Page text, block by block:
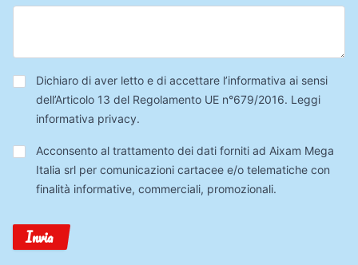
Privacy*
Dichiaro di aver letto e di accettare l’informativa ai sensi
dell’Articolo 13 del Regolamento UE n°679/2016. Leggi
informativa privacy.
Trattamento
Dati
Acconsento al trattamento dei dati forniti ad Aixam Mega
Italia srl per comunicazioni cartacee e/o telematiche con
finalità informative, commerciali, promozionali.
Invia